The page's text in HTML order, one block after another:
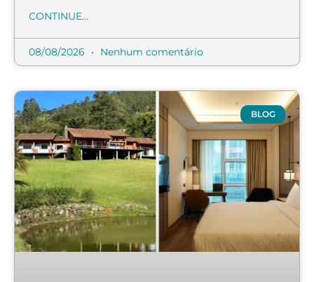
CONTINUE...
08/08/2026 Nenhum comentário
BLOG